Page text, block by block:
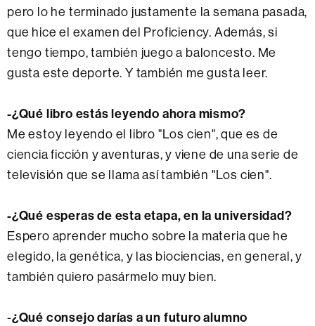
pero lo he terminado justamente la semana pasada,
que hice el examen del Proficiency. Además, si
tengo tiempo, también juego a baloncesto. Me
gusta este deporte. Y también me gusta leer.
-¿Qué libro estás leyendo ahora mismo?
Me estoy leyendo el libro "Los cien", que es de
ciencia ficción y aventuras, y viene de una serie de
televisión que se llama así también "Los cien".
-¿Qué esperas de esta etapa, en la universidad?
Espero aprender mucho sobre la materia que he
elegido, la genética, y las biociencias, en general, y
también quiero pasármelo muy bien.
-¿Qué consejo darías a un futuro alumno